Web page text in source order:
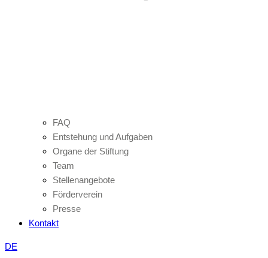
FAQ
Entstehung und Aufgaben
Organe der Stiftung
Team
Stellenangebote
Förderverein
Presse
Kontakt
DE